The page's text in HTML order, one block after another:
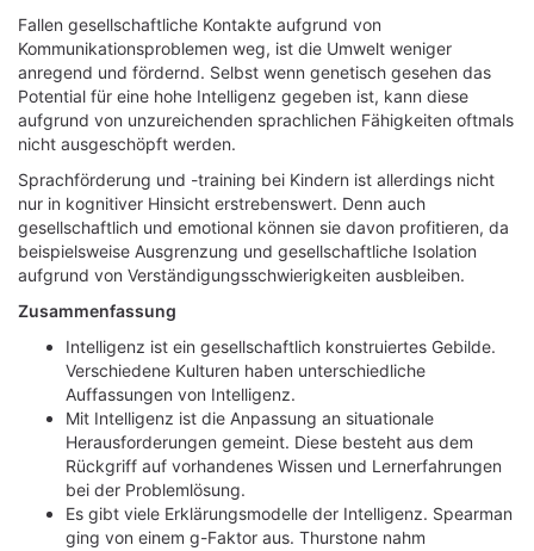
Fallen gesellschaftliche Kontakte aufgrund von
Kommunikationsproblemen weg, ist die Umwelt weniger
anregend und fördernd. Selbst wenn genetisch gesehen das
Potential für eine hohe Intelligenz gegeben ist, kann diese
aufgrund von unzureichenden sprachlichen Fähigkeiten oftmals
nicht ausgeschöpft werden.
Sprachförderung und -training bei Kindern ist allerdings nicht
nur in kognitiver Hinsicht erstrebenswert. Denn auch
gesellschaftlich und emotional können sie davon profitieren, da
beispielsweise Ausgrenzung und gesellschaftliche Isolation
aufgrund von Verständigungsschwierigkeiten ausbleiben.
Zusammenfassung
Intelligenz ist ein gesellschaftlich konstruiertes Gebilde.
Verschiedene Kulturen haben unterschiedliche
Auffassungen von Intelligenz.
Mit Intelligenz ist die Anpassung an situationale
Herausforderungen gemeint. Diese besteht aus dem
Rückgriff auf vorhandenes Wissen und Lernerfahrungen
bei der Problemlösung.
Es gibt viele Erklärungsmodelle der Intelligenz. Spearman
ging von einem g-Faktor aus. Thurstone nahm